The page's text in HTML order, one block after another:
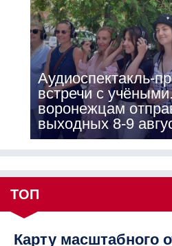
Аудиоспектакль-
встречи с
воронежцам
выходных 8-9
ТОП
Карту масштабного